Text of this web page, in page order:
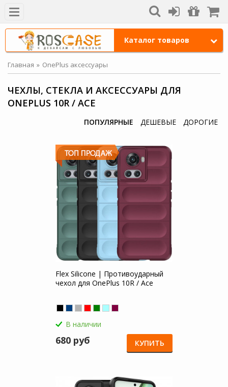
Каталог товаров
Главная OnePlus аксессуары
ЧЕХЛЫ, СТЕКЛА И АКСЕССУАРЫ ДЛЯ
ONEPLUS 10R / ACE
ПОПУЛЯРНЫЕ ДЕШЕВЫЕ ДОРОГИЕ
Flex Silicone | Противоударный
чехол для OnePlus 10R / Ace
В наличии
680 руб КУПИТЬ